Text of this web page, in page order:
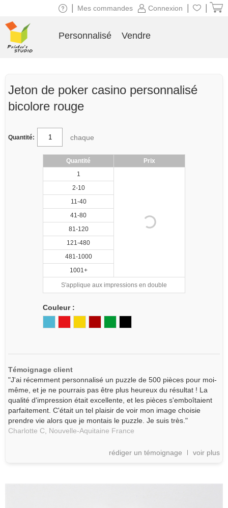
Jeton de poker casino personnalisé
bicolore rouge
Quantité: chaque
Quantité
Prix
1
2-10
11-40
41-80
81-120
121-480
481-1000
1001+
S'applique aux impressions en double
Couleur :
Témoignage client
"J'ai récemment personnalisé un puzzle de 500 pièces pour moi-
même, et je ne pourrais pas être plus heureux du résultat ! La
qualité d'impression était excellente, et les pièces s'emboîtaient
parfaitement. C'était un tel plaisir de voir mon image choisie
prendre vie alors que je montais le puzzle. Je suis très."
Charlotte C,
Nouvelle-Aquitaine France
rédiger un témoignage voir plus
Connexion
Mes commandes
Personnalisé Vendre